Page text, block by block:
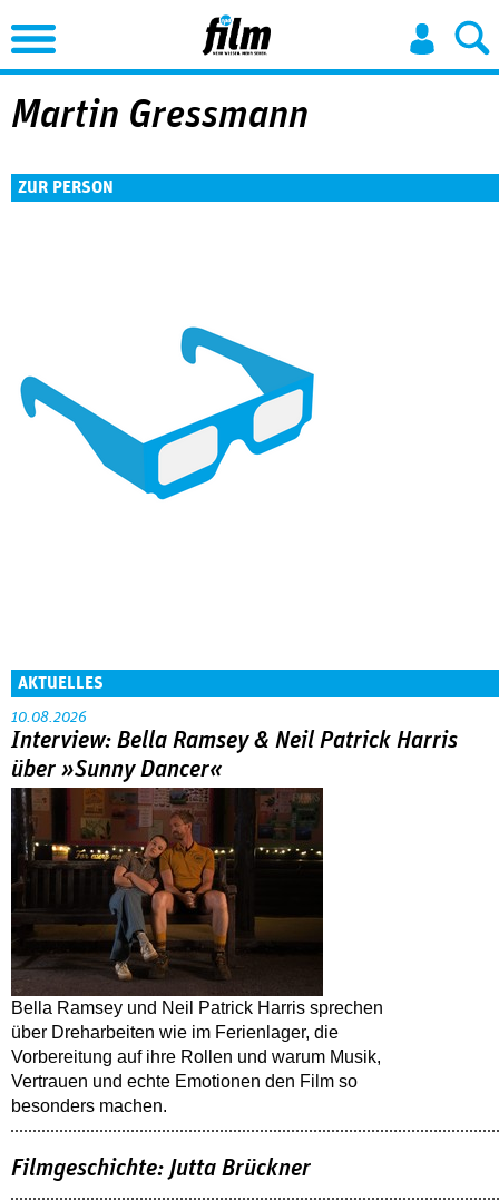
Jump to Navigation
Martin Gressmann
ZUR PERSON
AKTUELLES
10.08.2026
Interview: Bella Ramsey & Neil Patrick Harris
über »Sunny Dancer«
Bella Ramsey und Neil Patrick Harris sprechen
über Dreharbeiten wie im Ferienlager, die
Vorbereitung auf ihre Rollen und warum Musik,
Vertrauen und echte Emotionen den Film so
besonders machen.
Filmgeschichte: Jutta Brückner